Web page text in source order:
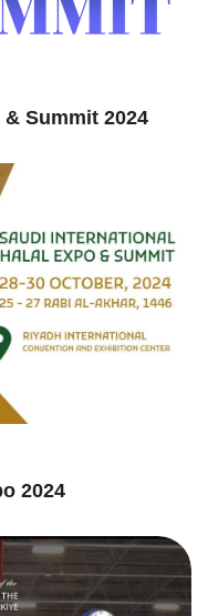
Summit 2024
2024